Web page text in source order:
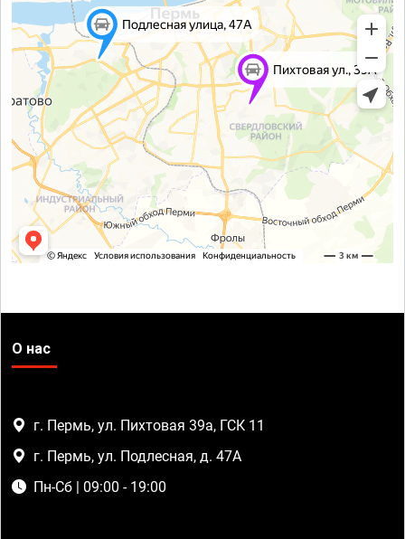
О нас
г. Пермь, ул. Пихтовая 39а, ГСК 11
г. Пермь, ул. Подлесная, д. 47А
Пн-Сб | 09:00 - 19:00